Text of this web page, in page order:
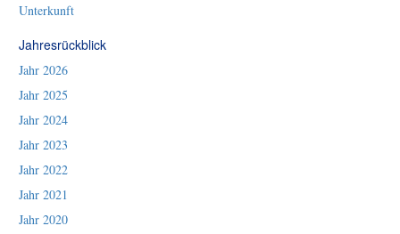
Unterkunft
Jahresrückblick
Jahr 2026
Jahr 2025
Jahr 2024
Jahr 2023
Jahr 2022
Jahr 2021
Jahr 2020